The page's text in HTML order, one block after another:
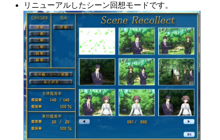
リニューアルしたシーン回想モードです。